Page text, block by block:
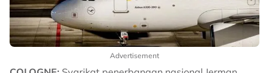
Advertisement